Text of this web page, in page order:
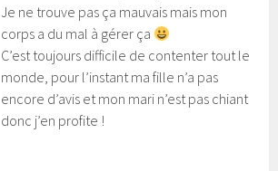
Je ne trouve pas ça mauvais mais mon
corps a du mal à gérer ça
C’est toujours difficile de contenter tout le
monde, pour l’instant ma fille n’a pas
encore d’avis et mon mari n’est pas chiant
donc j’en profite !